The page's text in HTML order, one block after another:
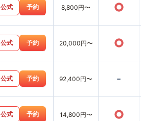
公式 予約 8,800円〜 ○
公式 予約 20,000円〜 ○
公式 予約 92,400円〜 -
公式 予約 14,800円〜 ○